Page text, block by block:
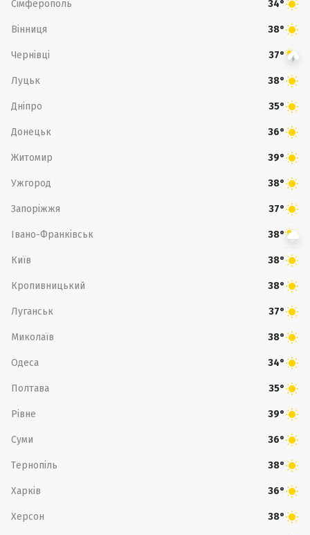
Сімферополь 34°
Вінниця 38°
Чернівці 37°
Луцьк 38°
Дніпро 35°
Донецьк 36°
Житомир 39°
Ужгород 38°
Запоріжжя 37°
Івано-Франківськ 38°
Київ 38°
Кропивницький 38°
Луганськ 37°
Миколаїв 38°
Одеса 34°
Полтава 35°
Рівне 39°
Суми 36°
Тернопіль 38°
Харків 36°
Херсон 38°